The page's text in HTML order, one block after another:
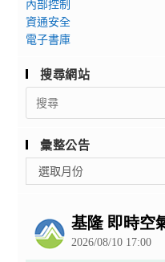
內部控制
資通安全
電子書庫
搜尋網站
Search
for:
彙整公告
整
選取月份